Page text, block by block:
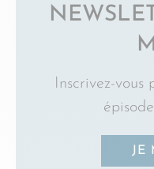
Inscrivez-vous
JE